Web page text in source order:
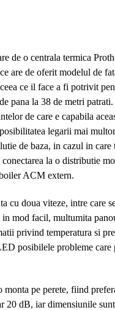
de o centrala termica
are de oferit modelul de
ce il face a fi potrivit
pana la 38 de metri
de care e capabila
legarii mai
de baza, in cazul in care
la o distributie
ACM extern.
cu doua viteze, intre care
in mod facil, multumita
privind temperatura si
posibilele probleme care
pe perete, fiind
20 dB, iar dimensiunile